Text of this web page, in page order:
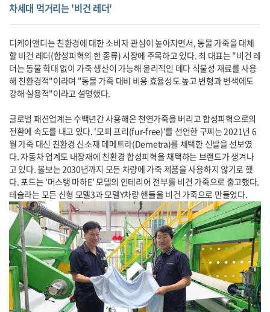
차세대 먹거리는 '비건 레더'
디케이앤디는 친환경에 대한 소비자 관심이 높아지면서, 동물 가죽을 대체
할 비건 레더(합성피혁의 한 종류) 시장에 주목하고 있다. 최 대표는 "비건 레
더는 동물 학대 없이 가죽 생산이 가능해 윤리적인 데다 식물성 재료를 사용
해 친환경적"이라며 "동물 가죽 대비 비용 효율성도 높고 변형과 변색에도
강해 실용적"이라고 설명했다.
글로벌 패션업계는 수백년간 사용해온 천연가죽을 버리고 합성피혁으로의
전환에 속도를 내고 있다. '모피 프리(fur-free)'를 선언한 구찌는 2021년 6
월 가죽 대신 친환경 신소재 데메트라(Demetra)를 채택한 신발을 선보였
다. 자동차 업계도 내장재에 친환경 합성피혁을 채택하는 브랜드가 생겨나
고 있다. 볼보는 2030년까지 모든 차량에 가죽 제품을 사용하지 않기로 했
다. 포드는 '머스탱 마하E' 모델의 인테리어 전부를 비건 가죽으로 출고했다.
테슬라는 모든 신형 모델3과 모델Y차량 핸들을 비건 가죽으로 만들었다.